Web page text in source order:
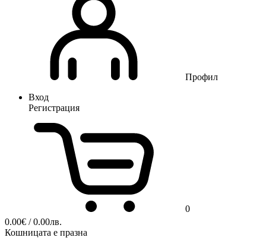
Профил
Вход
Регистрация
0
0.00€ / 0.00лв.
Кошницата е празна